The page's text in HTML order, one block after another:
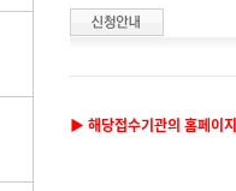
▶ 해당접수기관의 홈페이